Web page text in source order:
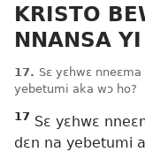
KRISTO
NNANSA
17. Sɛ yɛhwɛ
yebetumi aka wɔ ho?
17 Sɛ yɛhwɛ
dɛn na yebetumi